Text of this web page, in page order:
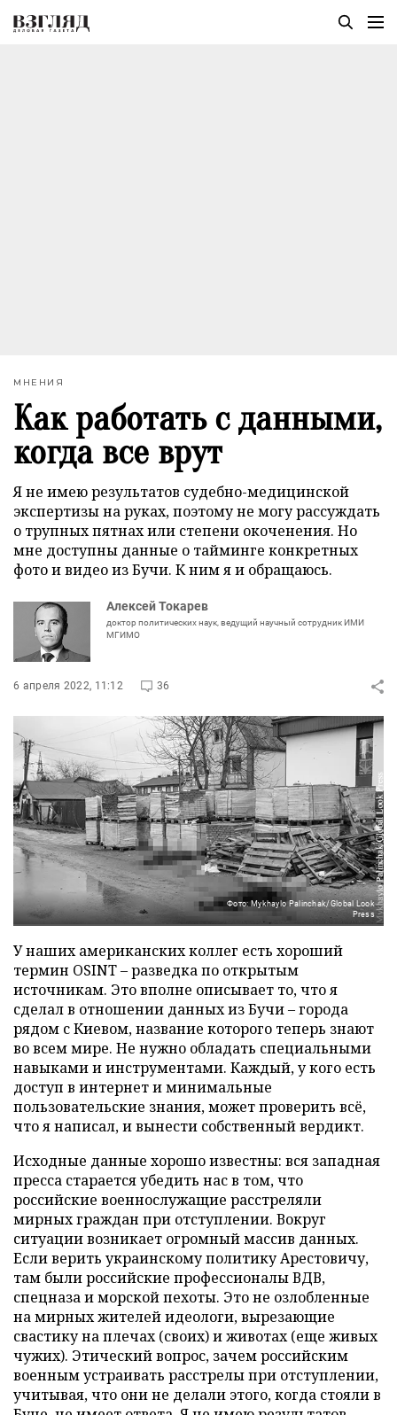
МНЕНИЯ
Как работать с данными,
когда все врут
Я не имею результатов судебно-медицинской
экспертизы на руках, поэтому не могу рассуждать
о трупных пятнах или степени окоченения. Но
мне доступны данные о тайминге конкретных
фото и видео из Бучи. К ним я и обращаюсь.
Алексей Токарев
доктор политических наук, ведущий научный сотрудник ИМИ
МГИМО
6 апреля 2022, 11:12 36
Фото: Mykhaylo Palinchak/Global Look
Press
У наших американских коллег есть хороший
термин OSINT – разведка по открытым
источникам. Это вполне описывает то, что я
сделал в отношении данных из Бучи – города
рядом с Киевом, название которого теперь знают
во всем мире. Не нужно обладать специальными
навыками и инструментами. Каждый, у кого есть
доступ в интернет и минимальные
пользовательские знания, может проверить всё,
что я написал, и вынести собственный вердикт.
Исходные данные хорошо известны: вся западная
пресса старается убедить нас в том, что
российские военнослужащие расстреляли
мирных граждан при отступлении. Вокруг
ситуации возникает огромный массив данных.
Если верить украинскому политику Арестовичу,
там были российские профессионалы ВДВ,
спецназа и морской пехоты. Это не озлобленные
на мирных жителей идеологи, вырезающие
свастику на плечах (своих) и животах (еще живых
чужих). Этический вопрос, зачем российским
военным устраивать расстрелы при отступлении,
учитывая, что они не делали этого, когда стояли в